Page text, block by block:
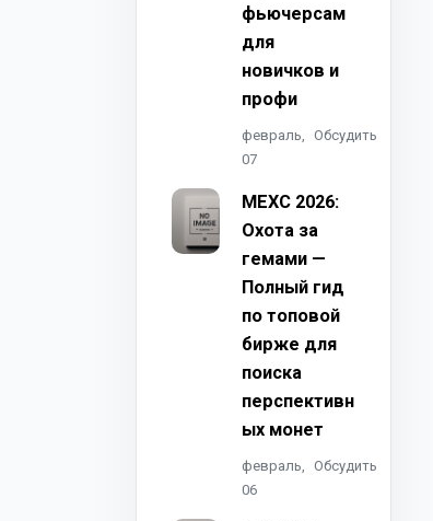
фьючерсам
для
новичков и
профи
февраль,
07
Обсудить
MEXC 2026:
Охота за
гемами —
Полный гид
по топовой
бирже для
поиска
перспективн
ых монет
февраль,
06
Обсудить